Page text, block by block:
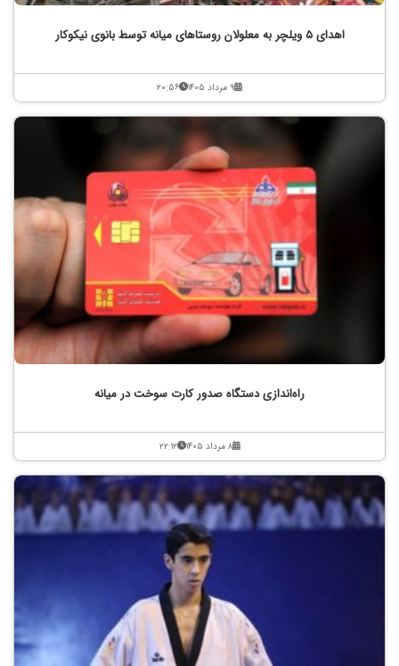
اهدای ۵ ویلچر به معلولان روستاهای میانه توسط بانوی نیکوکار
۹ مرداد ۱۴۰۵ ۲۰:۵۶
راه‌اندازی دستگاه صدور کارت سوخت در میانه
۸ مرداد ۱۴۰۵ ۲۲:۱۲